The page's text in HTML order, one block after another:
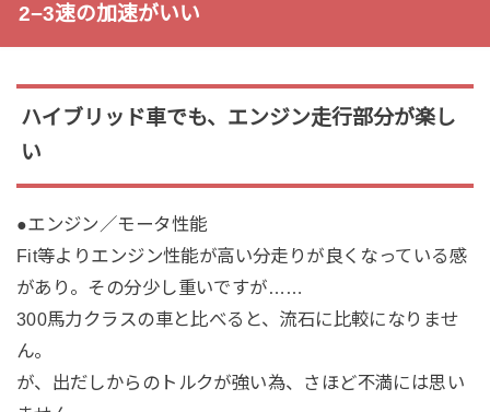
2−3速の加速がいい
ハイブリッド車でも、エンジン走行部分が楽し
い
●エンジン／モータ性能
Fit等よりエンジン性能が高い分走りが良くなっている感
があり。その分少し重いですが……
300馬力クラスの車と比べると、流石に比較になりませ
ん。
が、出だしからのトルクが強い為、さほど不満には思い